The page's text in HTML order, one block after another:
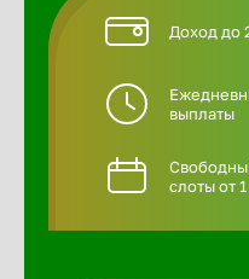
Доход до
выплаты
слоты от